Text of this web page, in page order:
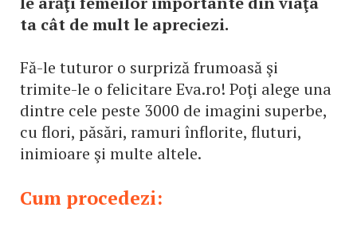
ta cât de mult le apreciezi.
Fă-le tuturor o surpriză frumoasă şi
trimite-le o felicitare Eva.ro! Poţi alege una
dintre cele peste 3000 de imagini superbe,
cu flori, păsări, ramuri înflorite, fluturi,
inimioare şi multe altele.
Cum procedezi: